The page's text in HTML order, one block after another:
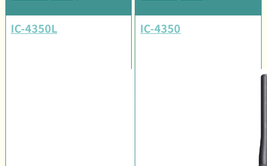
IC-4350L IC-4350